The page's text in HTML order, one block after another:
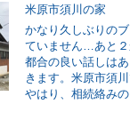
米原市須川の家
かなり久しぶりの
ていません…あと２
都合の良い話しは
きます。米原市須
やはり、相続絡み